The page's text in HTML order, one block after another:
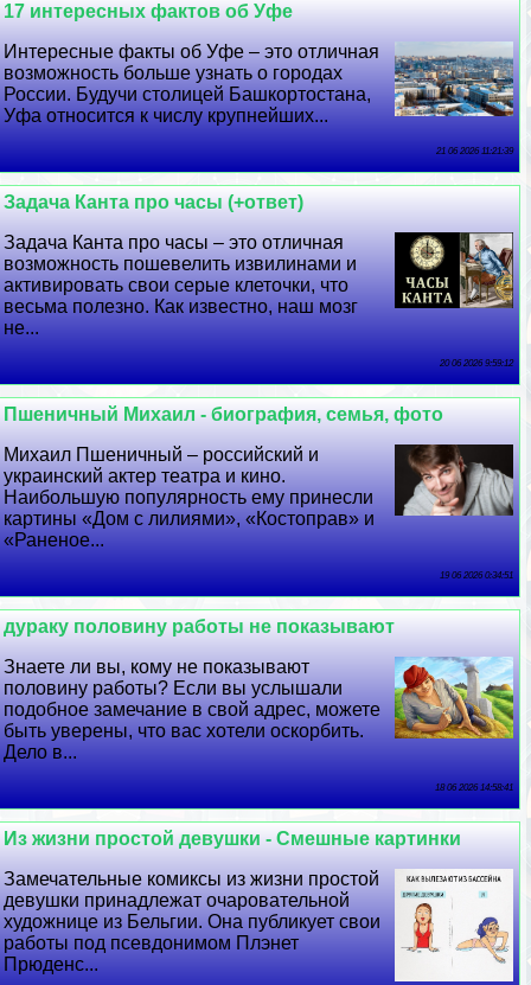
17 интересных фактов об Уфе
Интересные факты об Уфе – это отличная
возможность больше узнать о городах
России. Будучи столицей Башкортостана,
Уфа относится к числу крупнейших...
21 06 2026 11:21:39
Задача Канта про часы (+ответ)
Задача Канта про часы – это отличная
возможность пошевелить извилинами и
активировать свои серые клеточки, что
весьма полезно. Как известно, наш мозг
не...
20 06 2026 9:59:12
Пшеничный Михаил - биография, семья, фото
Михаил Пшеничный – российский и
украинский актер театра и кино.
Наибольшую популярность ему принесли
картины «Дом с лилиями», «Костоправ» и
«Раненое...
19 06 2026 0:34:51
дypaку половину работы не показывают
Знаете ли вы, кому не показывают
половину работы? Если вы услышали
подобное замечание в свой адрес, можете
быть уверены, что вас хотели оскорбить.
Дело в...
18 06 2026 14:58:41
Из жизни простой дeвyшки - Смешные картинки
Замечательные комиксы из жизни простой
дeвyшки принадлежат очаровательной
художнице из Бельгии. Она публикует свои
работы под псевдонимом Плэнет
Прюденс...